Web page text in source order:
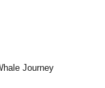
Journey